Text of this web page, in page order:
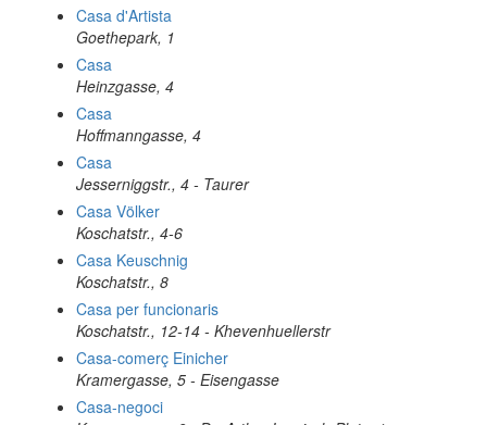
Casa d'Artista
Goethepark, 1
Casa
Heinzgasse, 4
Casa
Hoffmanngasse, 4
Casa
Jesserniggstr., 4 - Taurer
Casa Völker
Koschatstr., 4-6
Casa Keuschnig
Koschatstr., 8
Casa per funcionaris
Koschatstr., 12-14 - Khevenhuellerstr
Casa-comerç Einicher
Kramergasse, 5 - Eisengasse
Casa-negoci